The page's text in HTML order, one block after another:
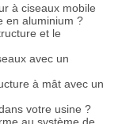
à ciseaux mobile
en aluminium ?
et le
avec un
à mât avec un
votre usine ?